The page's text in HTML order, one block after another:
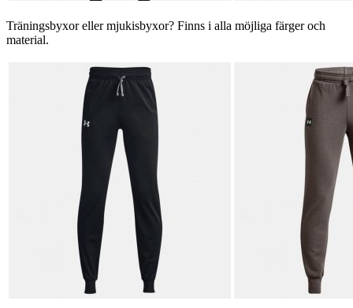
Träningsbyxor eller mjukisbyxor? Finns i alla möjliga färger och
material.